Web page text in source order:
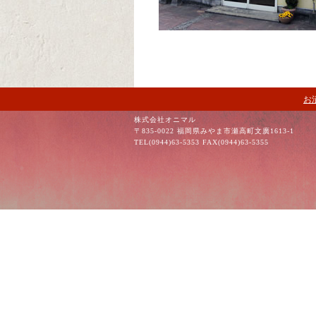
お
株式会社オニマル
〒835-0022 福岡県みやま市瀬高町文廣1613-1
TEL(0944)63-5353 FAX(0944)63-5355